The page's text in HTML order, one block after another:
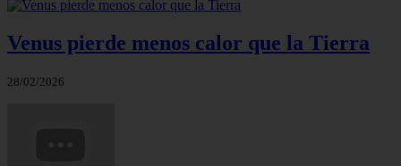
Venus pierde menos calor que la Tierra
28/02/2026